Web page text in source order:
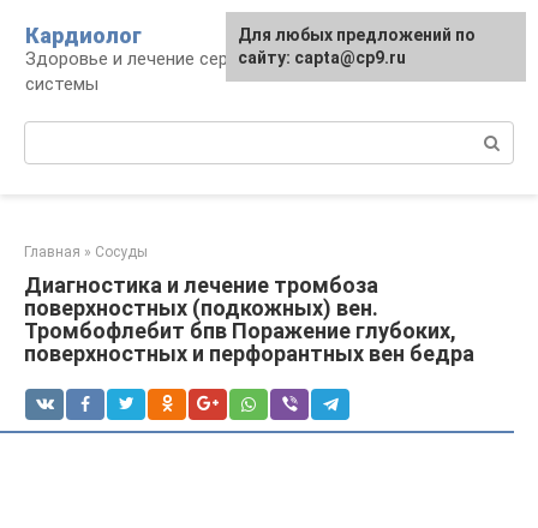
контенту
Кардиолог
Здоровье и лечение сердечно-сосудистой
системы
Главная » Сосуды
Диагностика и лечение тромбоза
поверхностных (подкожных) вен.
Тромбофлебит бпв Поражение глубоких,
поверхностных и перфорантных вен бедра
Для любых предложений по
сайту: capta@cp9.ru